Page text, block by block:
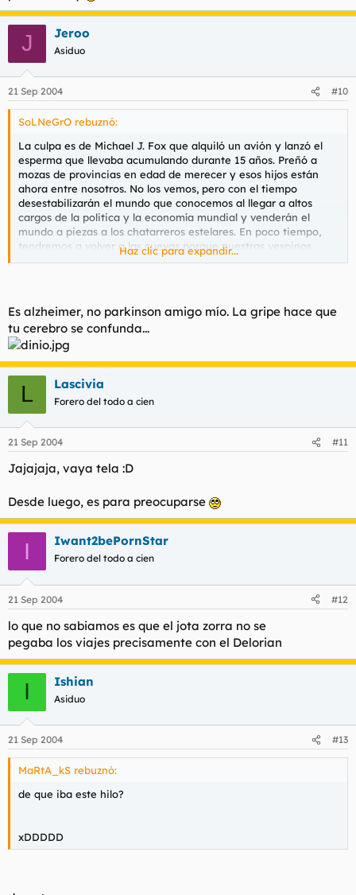
Código:
MODE GRIPE OFF
J Jeroo
Asiduo
21 Sep 2004 #10
SoLNeGrO rebuznó:
La culpa es de Michael J. Fox que alquiló un avión y lanzó el
esperma que llevaba acumulando durante 15 años. Preñó a
mozas de provincias en edad de merecer y esos hijos están
ahora entre nosotros. No los vemos, pero con el tiempo
desestabilizarán el mundo que conocemos al llegar a altos
cargos de la politica y la economía mundial y venderán el
mundo a piezas a los chatarreros estelares. En poco tiempo,
tendremos q volver a las cuevas porque nuestras vespinos
formarán parte de los nuevos Alcones Milenarios.
Código:
MODE GRIPE OFF
Haz clic para expandir...
Es alzheimer, no parkinson amigo mío. La gripe hace que
tu cerebro se confunda...
L Lascivia
Forero del todo a cien
21 Sep 2004 #11
Jajajaja, vaya tela :D
Desde luego, es para preocuparse
I Iwant2bePornStar
Forero del todo a cien
21 Sep 2004 #12
lo que no sabiamos es que el jota zorra no se
pegaba los viajes precisamente con el Delorian
I Ishian
Asiduo
21 Sep 2004 #13
MaRtA_kS rebuznó:
de que iba este hilo?
xDDDDD